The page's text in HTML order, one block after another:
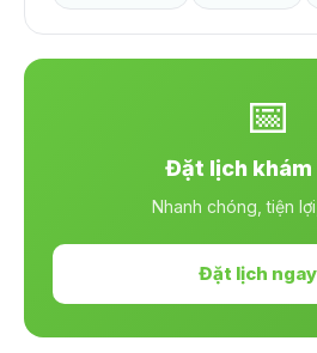
📅
Đặt lịch khám
Nhanh chóng, tiện
Đặt lịch